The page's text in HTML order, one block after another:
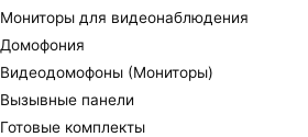
Мониторы для видеонаблюдения
Домофония
Видеодомофоны (Мониторы)
Вызывные панели
Готовые комплекты